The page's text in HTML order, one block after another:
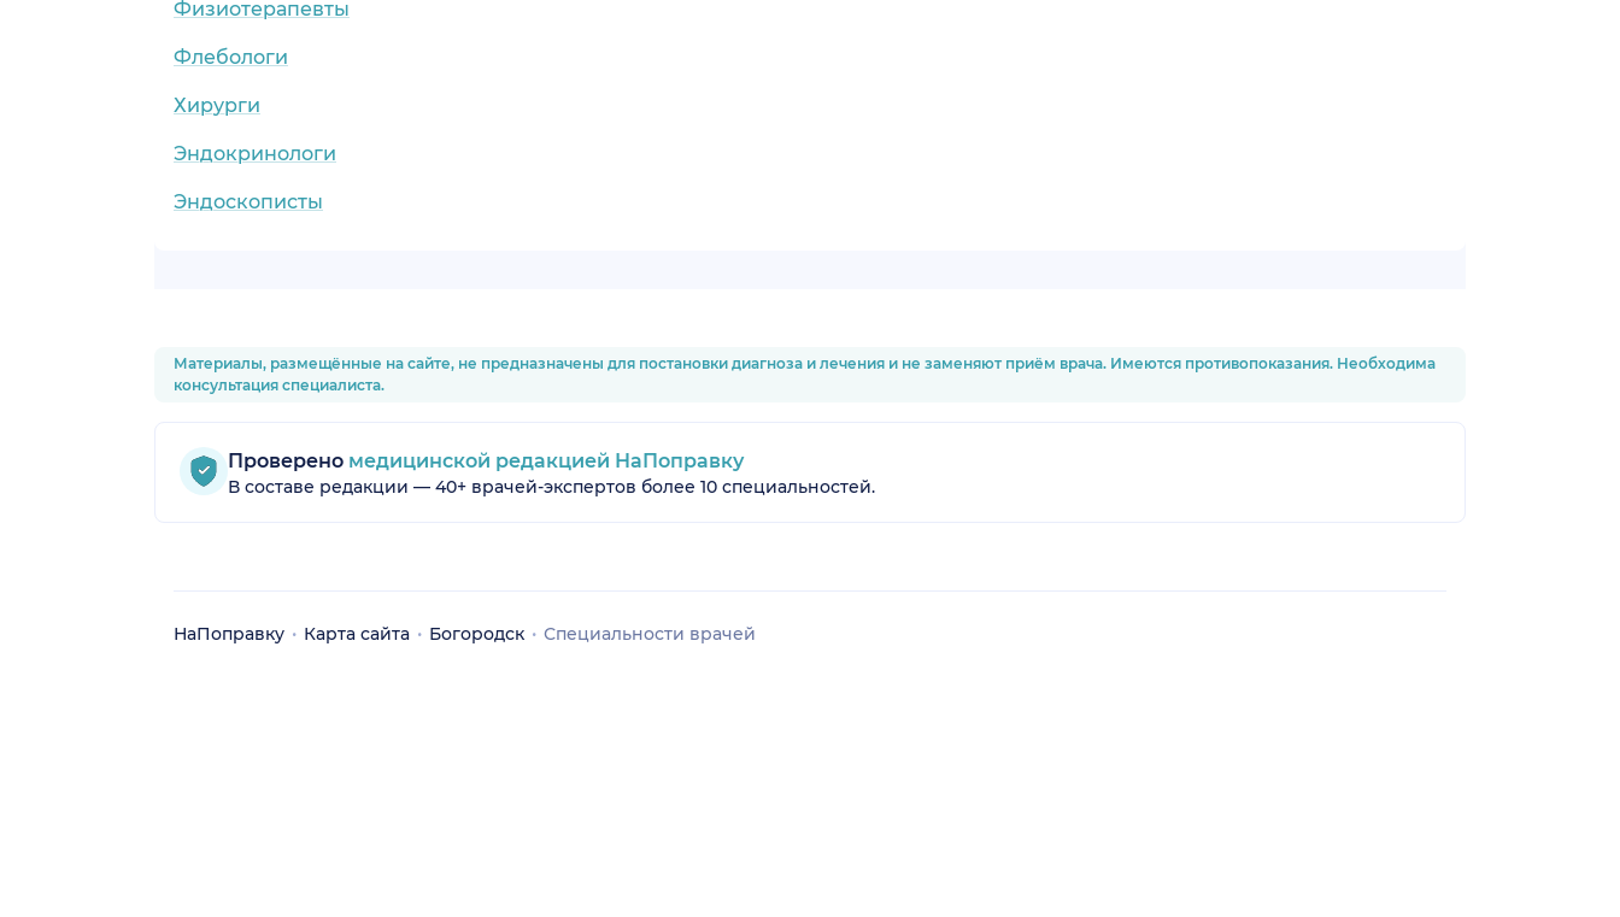
Физиотерапевты
Флебологи
Хирурги
Эндокринологи
Эндоскописты
Материалы, размещённые на сайте, не предназначены для постановки диагноза и лечения и не заменяют приём врача. Имеются противопоказания. Необходима
консультация специалиста.
Проверено медицинской редакцией НаПоправку
В составе редакции — 40+ врачей-экспертов более 10 специальностей.
НаПоправку Карта сайта Богородск Специальности врачей